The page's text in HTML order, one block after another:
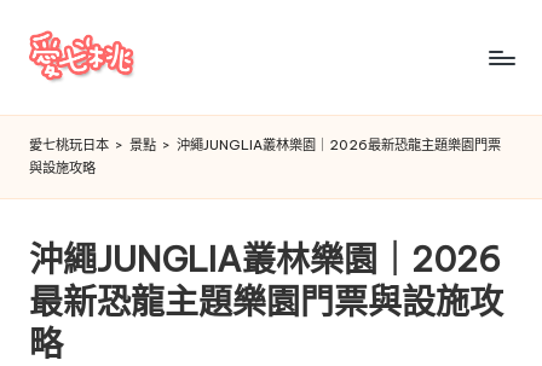
Skip
愛
七
桃
玩
日
本
愛七桃玩日本 > 景點 > 沖繩JUNGLIA叢林樂園｜2026最新恐龍主題樂園門票
與設施攻略
沖繩JUNGLIA叢林樂園｜2026
最新恐龍主題樂園門票與設施攻
略